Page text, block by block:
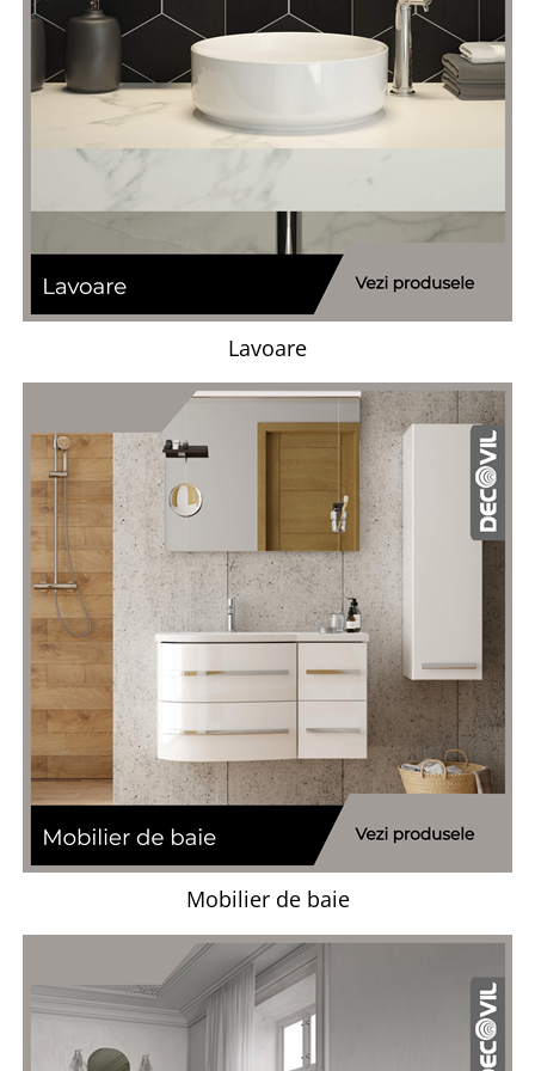
Lavoare
Lavoare freestanding
Lavoare pe blat
Lavoare sub blat
Lavoare pe mobilier
Lavoare incastrabile
Lavoare suspendate,semipiedestal
Bideuri
Bideuri stative
Bideuri suspendate
Vase WC stative
Vase WC suspendate
WC pentru persoane cu dizabilitati
Capace
Capace WC softclose
Capace WC clasice
Capace bideuri
Pisoare
Lavoare
Mobilier de baie